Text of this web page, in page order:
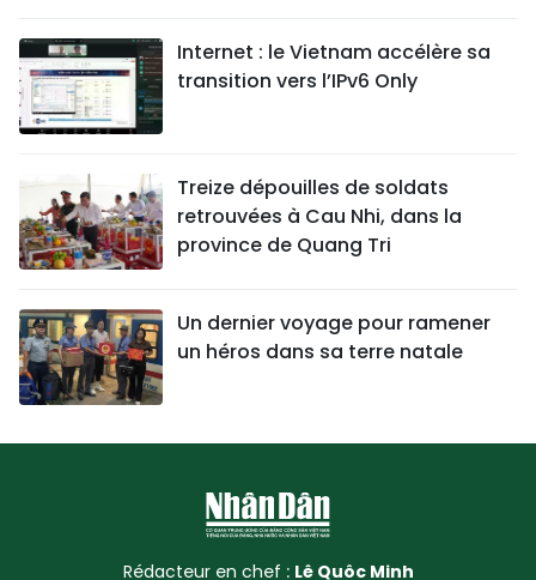
Internet : le Vietnam accélère sa
transition vers l’IPv6 Only
Treize dépouilles de soldats
retrouvées à Cau Nhi, dans la
province de Quang Tri
Un dernier voyage pour ramener
un héros dans sa terre natale
Rédacteur en chef : Lê Quôc Minh